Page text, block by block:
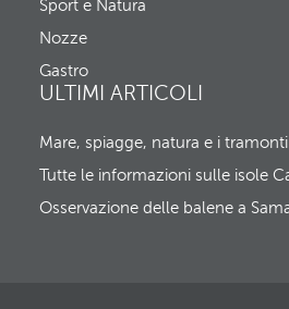
Sport e Natura
Nozze
Gastro
ULTIMI ARTICOLI